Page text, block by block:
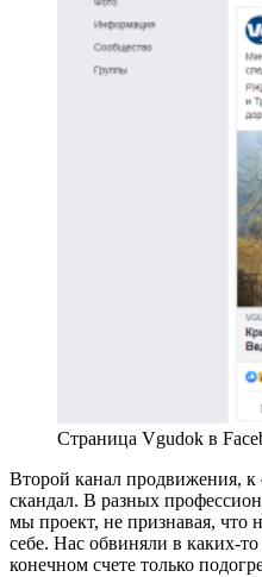
Страница Vgudok в
Второй канал продвижения,
скандал. В разных
мы проект, не признавая,
себе. Нас обвиняли в каких-
конечном счете только